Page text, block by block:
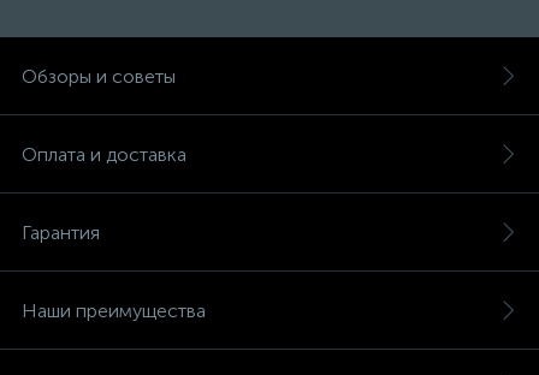
Обзоры и советы
Оплата и доставка
Гарантия
Наши преимущества